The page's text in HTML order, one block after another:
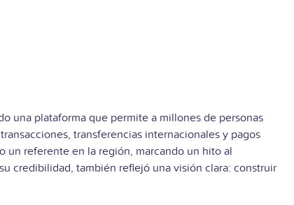
una plataforma que permite a millones de personas
transferencias internacionales y pagos
un referente en la región, marcando un hito al
credibilidad, también reflejó una visión clara: construir